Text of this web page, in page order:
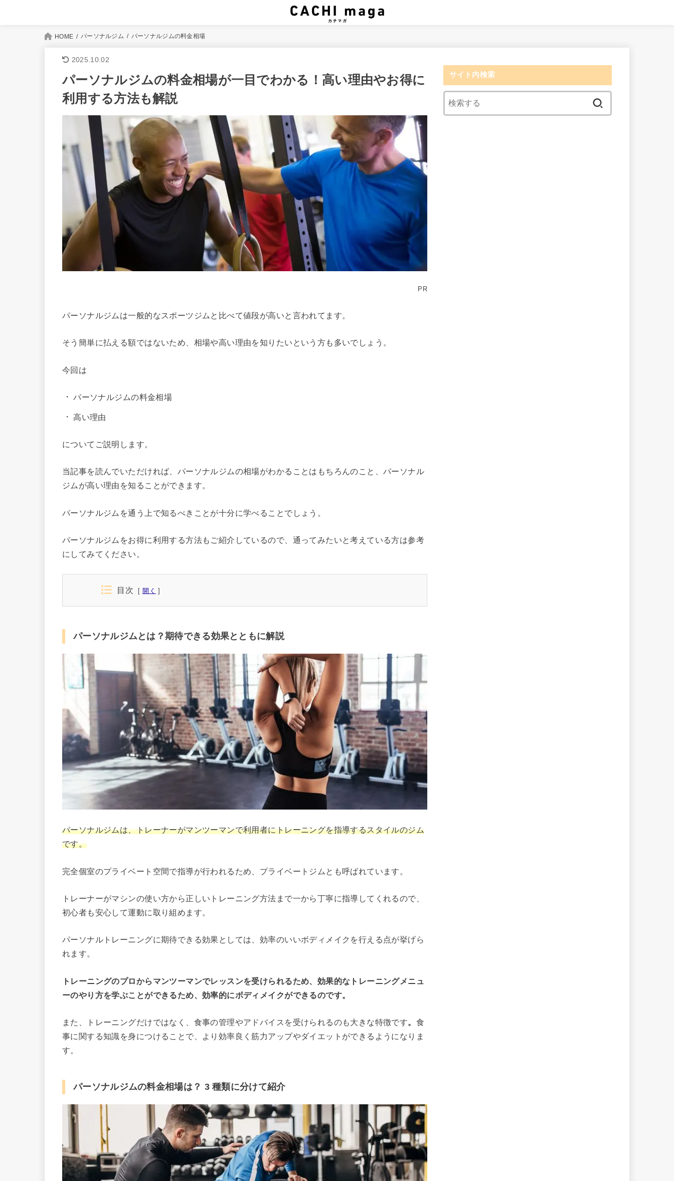
HOME パーソナルジム パーソナルジムの料金相場
2025.10.02
パーソナルジムの料金相場が一目でわかる！高い理由やお得に
利用する方法も解説
PR
パーソナルジムは一般的なスポーツジムと比べて値段が高いと言われてます。
そう簡単に払える額ではないため、相場や高い理由を知りたいという方も多いでしょう。
今回は
パーソナルジムの料金相場
高い理由
についてご説明します。
当記事を読んでいただければ、パーソナルジムの相場がわかることはもちろんのこと、パーソナル
ジムが高い理由を知ることができます。
パーソナルジムを通う上で知るべきことが十分に学べることでしょう。
パーソナルジムをお得に利用する方法もご紹介しているので、通ってみたいと考えている方は参考
にしてみてください。
目次 開く
パーソナルジムとは？期待できる効果とともに解説
パーソナルジムは、トレーナーがマンツーマンで利用者にトレーニングを指導するスタイルのジム
です。
完全個室のプライベート空間で指導が行われるため、プライベートジムとも呼ばれています。
トレーナーがマシンの使い方から正しいトレーニング方法まで一から丁寧に指導してくれるので、
初心者も安心して運動に取り組めます。
パーソナルトレーニングに期待できる効果としては、効率のいいボディメイクを行える点が挙げら
れます。
トレーニングのプロからマンツーマンでレッスンを受けられるため、効果的なトレーニングメニュ
ーのやり方を学ぶことができるため、効率的にボディメイクができるのです。
また、トレーニングだけではなく、食事の管理やアドバイスを受けられるのも大きな特徴です。 食
事に関する知識を身につけることで、より効率良く筋力アップやダイエットができるようになりま
す。
パーソナルジムの料金相場は？ 3 種類に分けて紹介
サイト内検索